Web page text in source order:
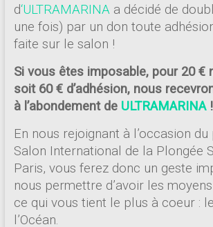
d‘ULTRAMARINAa décidé de
une fois) par un don toute
faite sur le salon !
Si vous êtes imposable, pour 20 €
soit 60 € d’adhésion, nous
à l’abondement de ULTRAMARINA!
En nous rejoignant à l’occasion
Salon International de la Plongée
Paris, vous ferez donc un geste
nous permettre d’avoir les
ce qui vous tient le plus à coeur :
l’Océan.